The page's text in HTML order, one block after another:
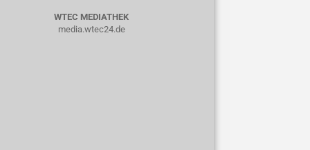
WTEC MEDIATHEK
media.wtec24.de